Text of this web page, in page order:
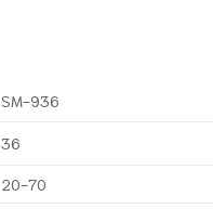
SM-936
36
20-70